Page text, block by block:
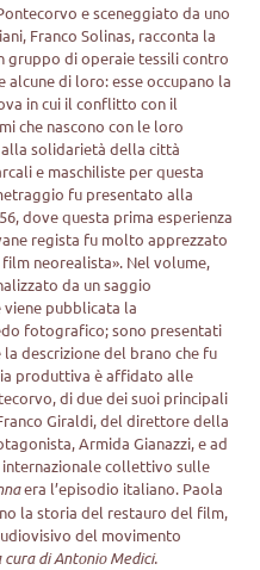
e sceneggiato da uno
Franco Solinas, racconta la
gruppo di operaie tessili contro
alcune di loro: esse occupano la
in cui il conflitto con il
che nascono con le loro
solidarietà della città
e maschiliste per questa
fu presentato alla
dove questa prima esperienza
regista fu molto apprezzato
neorealista». Nel volume,
da un saggio
pubblicata la
fotografico; sono presentati
descrizione del brano che fu
produttiva è affidato alle
di due dei suoi principali
Giraldi, del direttore della
Armida Gianazzi, e ad
collettivo sulle
era l’episodio italiano. Paola
la storia del restauro del film,
del movimento
cura di Antonio Medici.